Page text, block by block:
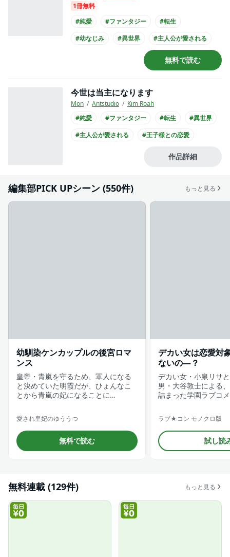
1冊無料
#純愛
#ファンタジー
#転生
#幼なじみ
#異世界
#主人公が愛される
#爽やかイケメン
無料で読む
今世は当主になります
Mon Antstudio
Kim Roah
#純愛
#ファンタジー #転生
#異世界
#主人公が愛される
#王子様との恋愛
作品詳細
編集部PICK UPシーン (550件) もっと見る
幼馴染ケンカップルの後宮ロマ
ンス
皇帝・青嵐を守るため、軍人になる
と決めていた明霞だが、ひょんなこ
とから青嵐の妃になることに…
愛され皇妃のゆううつ
無料で読む
デカい女は恋愛対
ないの―？
デカい女・小泉リサ
男・大谷敦士による
詰まった学園ラブコ
ラブ★コン モノクロ版
試し読
無料連載 (129件) もっと見る